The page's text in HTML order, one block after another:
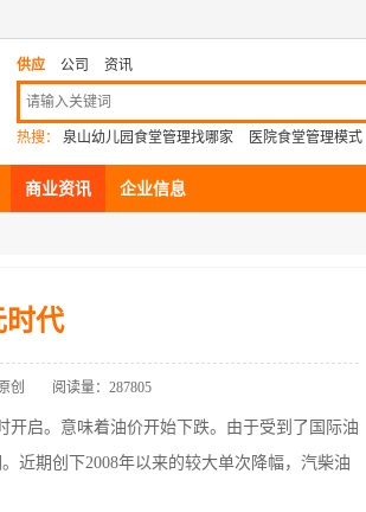
供应 公司 资讯
热搜： 泉山幼儿园食堂管理找哪家 医院食堂管理模式
商业资讯 企业信息
时代
创 阅读量：287805
启。意味着油价开始下跌。由于受到了国际油
近期创下2008年以来的较大单次降幅，汽柴油